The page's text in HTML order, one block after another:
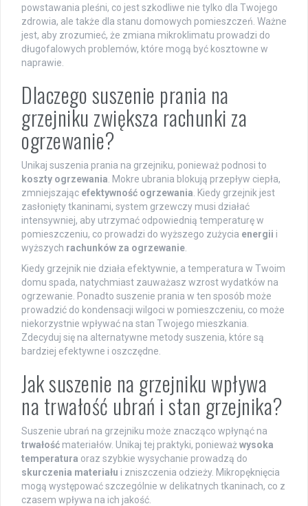
powstawania pleśni, co jest szkodliwe nie tylko dla Twojego
zdrowia, ale także dla stanu domowych pomieszczeń. Ważne
jest, aby zrozumieć, że zmiana mikroklimatu prowadzi do
długofalowych problemów, które mogą być kosztowne w
naprawie.
Dlaczego suszenie prania na
grzejniku zwiększa rachunki za
ogrzewanie?
Unikaj suszenia prania na grzejniku, ponieważ podnosi to
koszty ogrzewania . Mokre ubrania blokują przepływ ciepła,
zmniejszając efektywność ogrzewania . Kiedy grzejnik jest
zasłonięty tkaninami, system grzewczy musi działać
intensywniej, aby utrzymać odpowiednią temperaturę w
pomieszczeniu, co prowadzi do wyższego zużycia energii i
wyższych rachunków za ogrzewanie
Kiedy grzejnik nie działa efektywnie, a temperatura w Twoim
domu spada, natychmiast zauważasz wzrost wydatków na
ogrzewanie. Ponadto suszenie prania w ten sposób może
prowadzić do kondensacji wilgoci w pomieszczeniu, co może
niekorzystnie wpływać na stan Twojego mieszkania.
Zdecyduj się na alternatywne metody suszenia, które są
bardziej efektywne i oszczędne.
Jak suszenie na grzejniku wpływa
na trwałość ubrań i stan grzejnika?
Suszenie ubrań na grzejniku może znacząco wpłynąć na
trwałość materiałów. Unikaj tej praktyki, ponieważ wysoka
temperatura oraz szybkie wysychanie prowadzą do
skurczenia materiału i zniszczenia odzieży. Mikropęknięcia
mogą występować szczególnie w delikatnych tkaninach, co z
czasem wpływa na ich jakość.